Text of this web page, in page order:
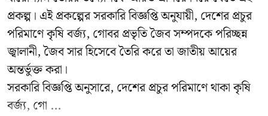
প্রকল্প। এই প্রকল্পের সরকারি বিজ্ঞপ্তি অনুযায়ী, দেশের প্রচুর
পরিমাণে কৃষি বর্জ্য, গোবর প্রভৃতি জৈব সম্পদকে পরিচ্ছন্ন
জ্বালানী, জৈব সার হিসেবে তৈরি করে তা জাতীয় আয়ের
অন্তর্ভুক্ত করা।
সরকারি বিজ্ঞপ্তি অনুসারে, দেশের প্রচুর পরিমাণে থাকা কৃষি
বর্জ্য, গো ...